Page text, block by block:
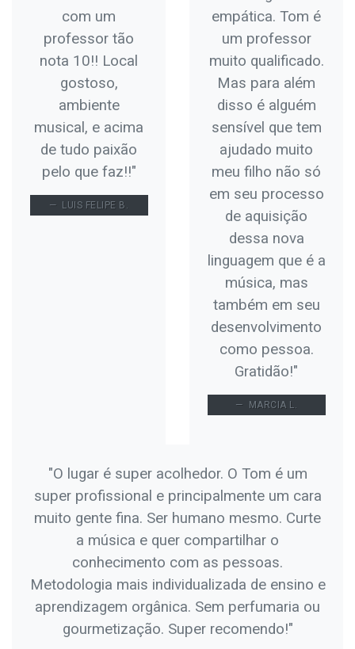
com um
professor tão
nota 10!! Local
gostoso,
ambiente
musical, e acima
de tudo paixão
pelo que faz!!"
LUIS FELIPE B.
empática. Tom é
um professor
muito qualificado.
Mas para além
disso é alguém
sensível que tem
ajudado muito
meu filho não só
em seu processo
de aquisição
dessa nova
linguagem que é a
música, mas
também em seu
desenvolvimento
como pessoa.
Gratidão!"
MARCIA L.
"O lugar é super acolhedor. O Tom é um
super profissional e principalmente um cara
muito gente fina. Ser humano mesmo. Curte
a música e quer compartilhar o
conhecimento com as pessoas.
Metodologia mais individualizada de ensino e
aprendizagem orgânica. Sem perfumaria ou
gourmetização. Super recomendo!"